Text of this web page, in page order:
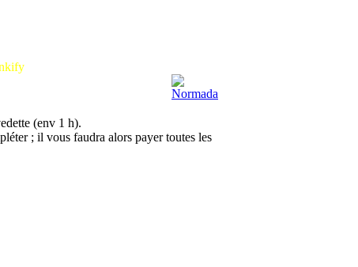
(env 1 h).
; il vous faudra alors payer toutes les